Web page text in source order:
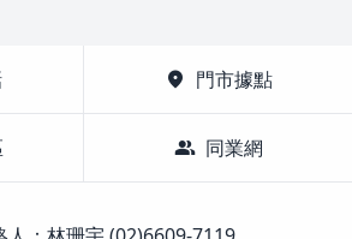
location_on 門市據點
group 同業網